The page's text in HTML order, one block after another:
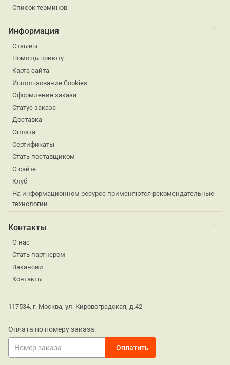
Список терминов
Информация
Отзывы
Помощь приюту
Карта сайта
Использование Cookies
Оформление заказа
Статус заказа
Доставка
Оплата
Сертификаты
Стать поставщиком
О сайте
Клуб
На информационном ресурсе применяются рекомендательные
технологии
Контакты
О нас
Стать партнером
Вакансии
Контакты
117534, г. Москва, ул. Кировоградская, д.42
Оплата по номеру заказа: